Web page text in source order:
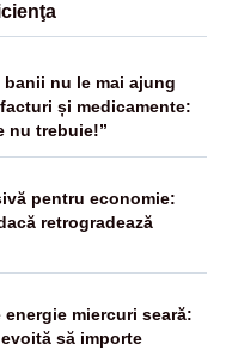
nu le mai ajung
și medicamente:
nu trebuie!”
pentru economie:
retrogradează
miercuri seară:
să importe